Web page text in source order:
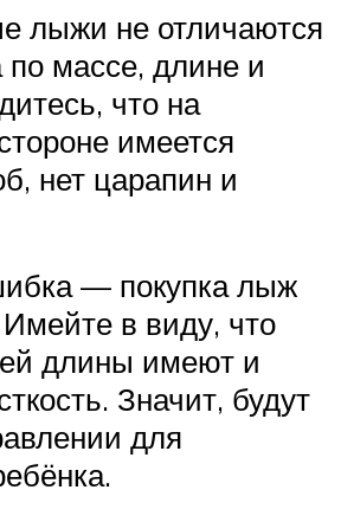
лыжи не отличаются
по массе, длине и
что на
имеется
нет царапин и
— покупка лыж
в виду, что
длины имеют и
Значит, будут
для